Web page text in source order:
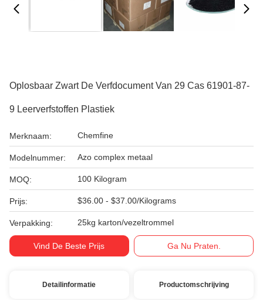
Oplosbaar Zwart De Verfdocument Van 29 Cas 61901-87-
9 Leerverfstoffen Plastiek
Merknaam: Chemfine
Modelnummer: Azo complex metaal
MOQ: 100 Kilogram
Prijs: $36.00 - $37.00/Kilograms
Verpakking: 25kg karton/vezeltrommel
Vind De Beste Prijs Ga Nu Praten.
Detailinformatie Productomschrijving